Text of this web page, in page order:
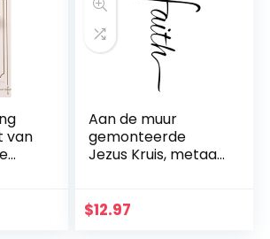
van
Aan de muur
gemonteerde
Jezus Kruis, metaal
muurhanger,
$12.97